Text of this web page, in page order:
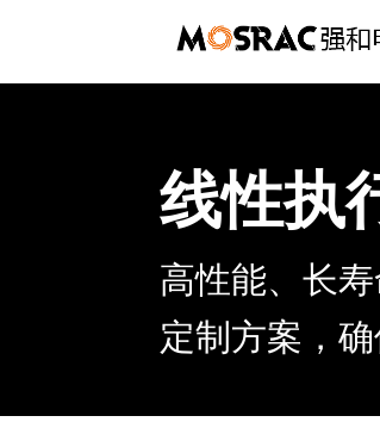
线性执
高性能、长
定制方案，